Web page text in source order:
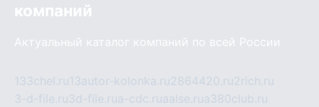
компаний
Актуальный каталог компаний по всей России
133chel.ru13autor-kolonka.ru2864420.ru2rich.ru
3-d-file.ru3d-file.rua-cdc.ruaalse.rua380club.ru